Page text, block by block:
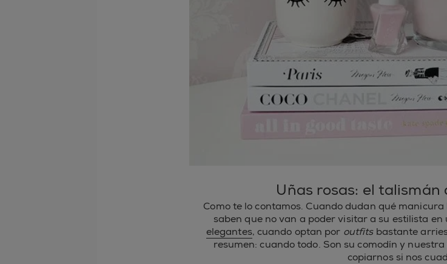
Uñas rosas: el talismán
Como te lo contamos. Cuando dudan qué
saben que no van a poder visitar a su estilista
elegantes, cuando optan por outfitsbastante
resumen: cuando todo. Son su comodín y
copiarnos si nos